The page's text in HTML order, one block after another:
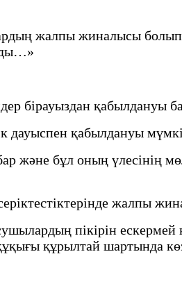
жалпы жиналысы
бірауыздан қабылдануы
қабылдануы
бұл оның үлесінің
жалпы
пікірін
құрылтай шартында